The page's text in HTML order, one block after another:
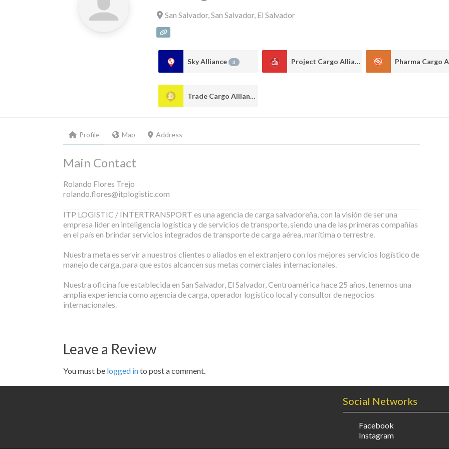
San Salvador,San Salvador, El Salvador
Sky Alliance 3 Project Cargo Alliance 2
Trade Cargo Alliance
Profile Map Address
Main Contact
Rolando Flores Trejo
rolando.flores@itplogistic.com
ITP LOGISTIC / INTERTRANSPORT es una agencia de carga salvadoreña, con la visión de ser una
empresa líder en inteligencia logística y de servicios de transporte, siendo una de las primeras compañías
en el país en brindar servicios integrados de transporte de carga aérea, marítima o terrestre.
Nuestra meta es servir a nuestros clientes o aliados en el extranjero con los mejores servicios logístico de
manejo de carga, para que estos alcancen sus metas comerciales internacionales.
Nuestra oficina fue establecida en San Salvador, El Salvador, Centroamérica hace 25 años, tenemos una
amplia experiencia como agencia de carga, operador logístico local y consultor de negocios
internacionales.
Leave a Review
You must be logged into post a comment.
Social Networks
Facebook
Instagram